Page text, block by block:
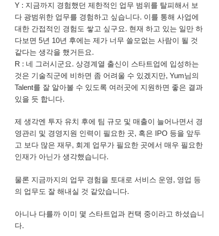
Y : 지금까지 경험했던 제한적인 업무 범위를 탈피해서 보
다 광범위한 업무를 경험하고 싶습니다. 이를 통해 사업에
대한 간접적인 경험도 쌓고 싶구요. 현재 하고 있는 일만 하
다보면 5년 10년 후에는 제가 너무 쓸모없는 사람이 될 것
같다는 생각을 했거든요.
R : 네 그러시군요. 상경계열 출신이 스타트업에 입성하는
것은 기술직군에 비하면 좀 어려울 수 있겠지만, Yum님의
Talent를 잘 알아볼 수 있도록 여러곳에 지원하면 좋은 결과
있을 듯 합니다.
제 생각엔 투자 유치 후에 팀 규모 및 매출이 늘어나면서 경
영관리 및 경영지원 인력이 필요한 곳, 혹은 IPO 등을 앞두
고 보다 많은 재무, 회계 업무가 필요한 곳에서 매우 필요한
인재가 아닌가 생각했습니다.
물론 지금까지의 업무 경험을 토대로 서비스 운영, 영업 등
의 업무도 잘 해내실 것 같았습니다.
아니나 다를까 이미 몇 스타트업과 컨택 중이라고 하셨습니
다.